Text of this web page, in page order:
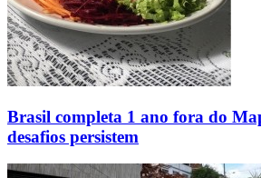
Brasil completa 1 ano fora do
desafios persistem